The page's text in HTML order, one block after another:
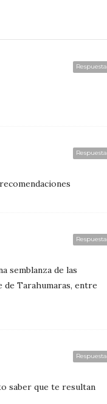
Respuesta
Respuesta
Respuesta
semblanza de las
de Tarahumaras, entre
Respuesta
saber que te resultan